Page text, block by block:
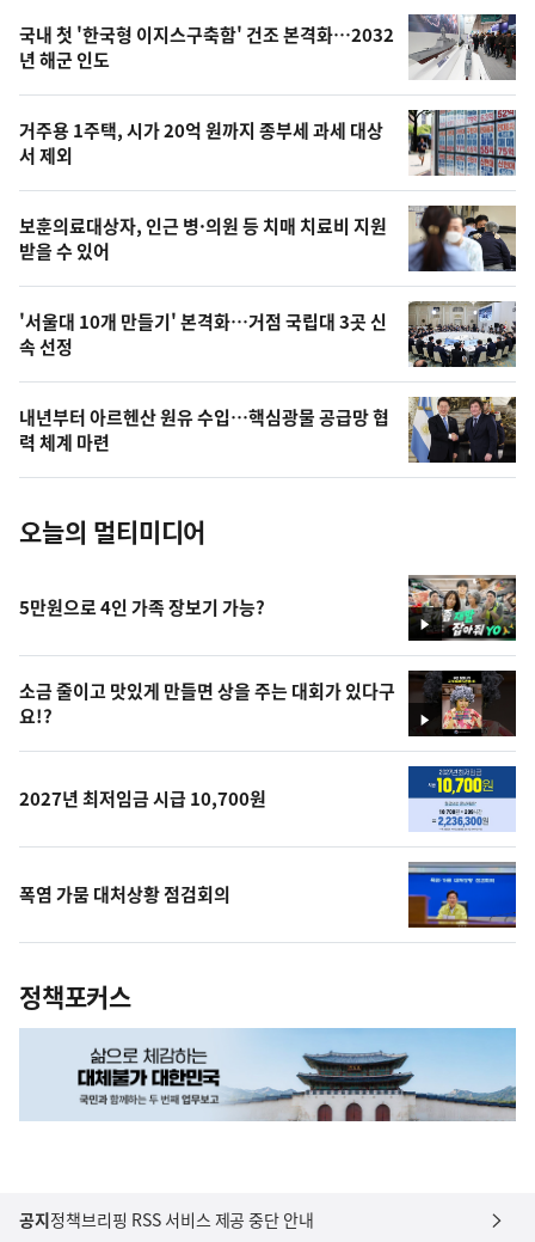
최
신,
오
늘
의
영
상
오
늘
의
사
진
기
뉴
스
국내 첫 '한국형 이지스구축함' 건조 본격화…2032
년 해군 인도
거주용 1주택, 시가 20억 원까지 종부세 과세 대상
서 제외
보훈의료대상자, 인근 병·의원 등 치매 치료비 지원
받을 수 있어
'서울대 10개 만들기' 본격화…거점 국립대 3곳 신
속 선정
내년부터 아르헨산 원유 수입…핵심광물 공급망 협
력 체계 마련
오늘의 멀티미디어
영
상
5만원으로 4인 가족 장보기 가능?
영
상
소금 줄이고 맛있게 만들면 상을 주는 대회가 있다구
요!?
2027년 최저임금 시급 10,700원
폭염 가뭄 대처상황 점검회의
정책포커스
공지정책브리핑 RSS 서비스 제공 중단 안내